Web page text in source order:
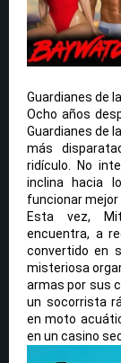
Guardianes de
Ocho años
Guardianes de
más
ridículo. No
inclina hacia
funcionar mejor
Esta vez,
encuentra, a
convertido en
misteriosa
armas por sus
un socorrista
en moto
en un casino